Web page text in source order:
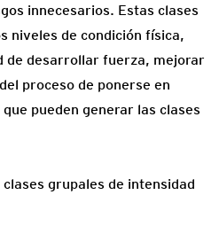
innecesarios. Estas clases
niveles de condición física,
de desarrollar fuerza, mejorar
proceso de ponerse en
pueden generar las clases
grupales de intensidad